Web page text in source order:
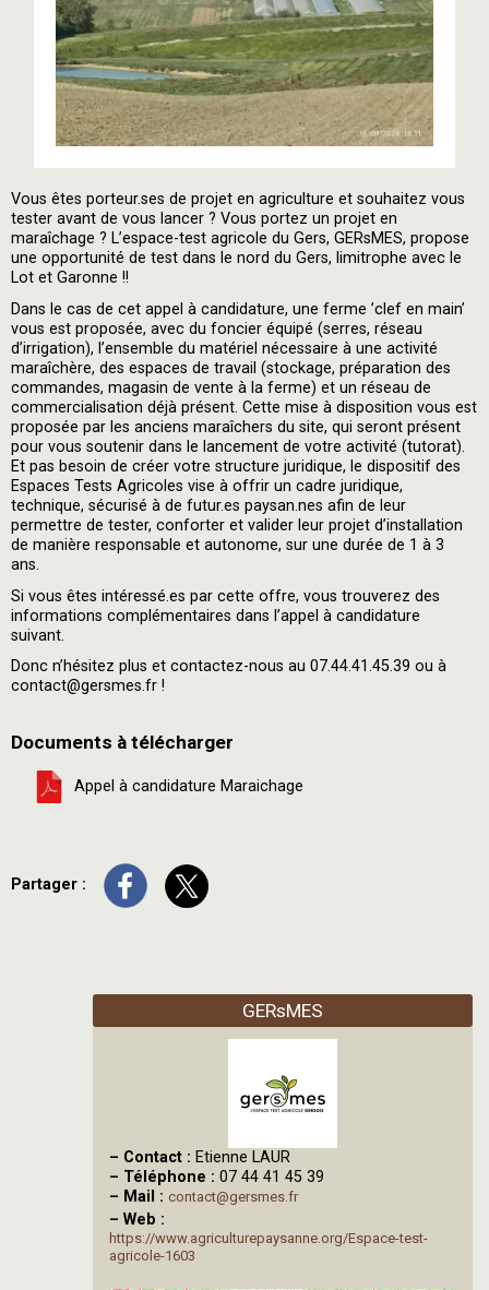
Vous êtes porteur.ses de projet en agriculture et souhaitez vous
tester avant de vous lancer ? Vous portez un projet en
maraîchage ? L’espace-test agricole du Gers, GERsMES, propose
une opportunité de test dans le nord du Gers, limitrophe avec le
Lot et Garonne !!
Dans le cas de cet appel à candidature, une ferme ’clef en main’
vous est proposée, avec du foncier équipé (serres, réseau
d’irrigation), l’ensemble du matériel nécessaire à une activité
maraîchère, des espaces de travail (stockage, préparation des
commandes, magasin de vente à la ferme) et un réseau de
commercialisation déjà présent. Cette mise à disposition vous est
proposée par les anciens maraîchers du site, qui seront présent
pour vous soutenir dans le lancement de votre activité (tutorat).
Et pas besoin de créer votre structure juridique, le dispositif des
Espaces Tests Agricoles vise à offrir un cadre juridique,
technique, sécurisé à de futur.es paysan.nes afin de leur
permettre de tester, conforter et valider leur projet d’installation
de manière responsable et autonome, sur une durée de 1 à 3
ans.
Si vous êtes intéressé.es par cette offre, vous trouverez des
informations complémentaires dans l’appel à candidature
suivant.
Donc n’hésitez plus et contactez-nous au 07.44.41.45.39 ou à
contact@gersmes.fr !
Documents à télécharger
Appel à candidature Maraichage
Partager :
GERsMES
– Contact : Etienne LAUR
– Téléphone : 07 44 41 45 39
– Mail : contact@gersmes.fr
– Web :
https://www.agriculturepaysanne.org/Espace-test-
agricole-1603